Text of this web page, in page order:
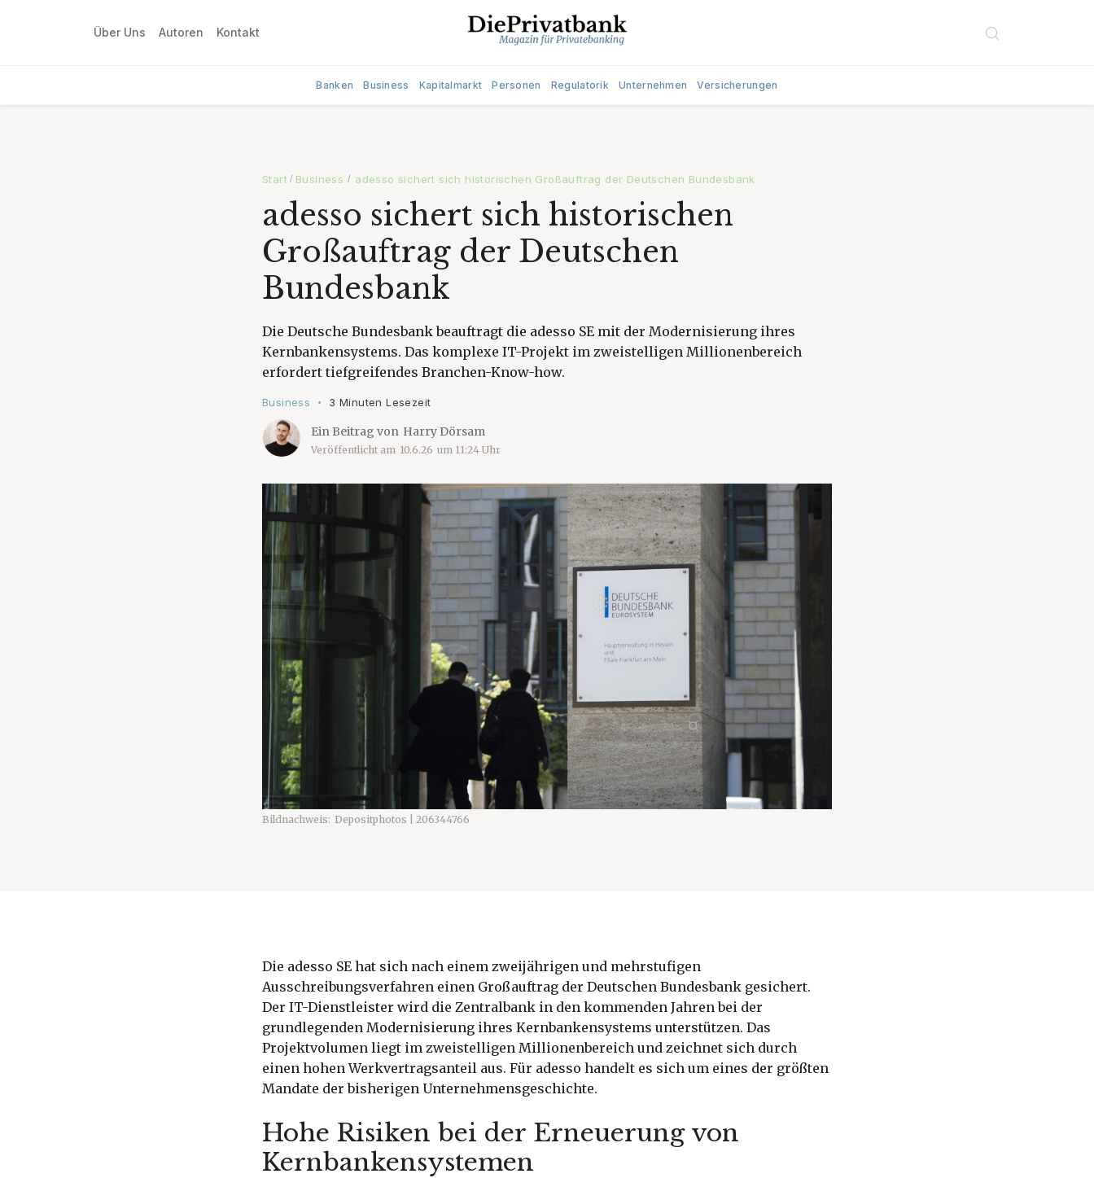
Über Uns Autoren Kontakt
Banken Business Kapitalmarkt Personen Regulatorik Unternehmen Versicherungen
Start / Business / adesso sichert sich historischen Großauftrag der Deutschen Bundesbank
adesso sichert sich historischen
Großauftrag der Deutschen
Bundesbank
Die Deutsche Bundesbank beauftragt die adesso SE mit der Modernisierung ihres
Kernbankensystems. Das komplexe IT-Projekt im zweistelligen Millionenbereich
erfordert tiefgreifendes Branchen-Know-how.
Business • 3 Minuten Lesezeit
Ein Beitrag von Harry Dörsam
Veröffentlicht am 10.6.26 um 11:24 Uhr
Bildnachweis: Depositphotos | 206344766
Die adesso SE hat sich nach einem zweijährigen und mehrstufigen
Ausschreibungsverfahren einen Großauftrag der Deutschen Bundesbank gesichert.
Der IT-Dienstleister wird die Zentralbank in den kommenden Jahren bei der
grundlegenden Modernisierung ihres Kernbankensystems unterstützen. Das
Projektvolumen liegt im zweistelligen Millionenbereich und zeichnet sich durch
einen hohen Werkvertragsanteil aus. Für adesso handelt es sich um eines der größten
Mandate der bisherigen Unternehmensgeschichte.
Hohe Risiken bei der Erneuerung von
Kernbankensystemen